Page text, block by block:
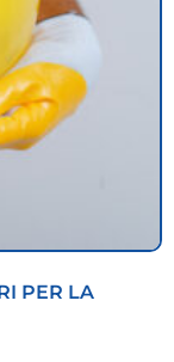
PER LA